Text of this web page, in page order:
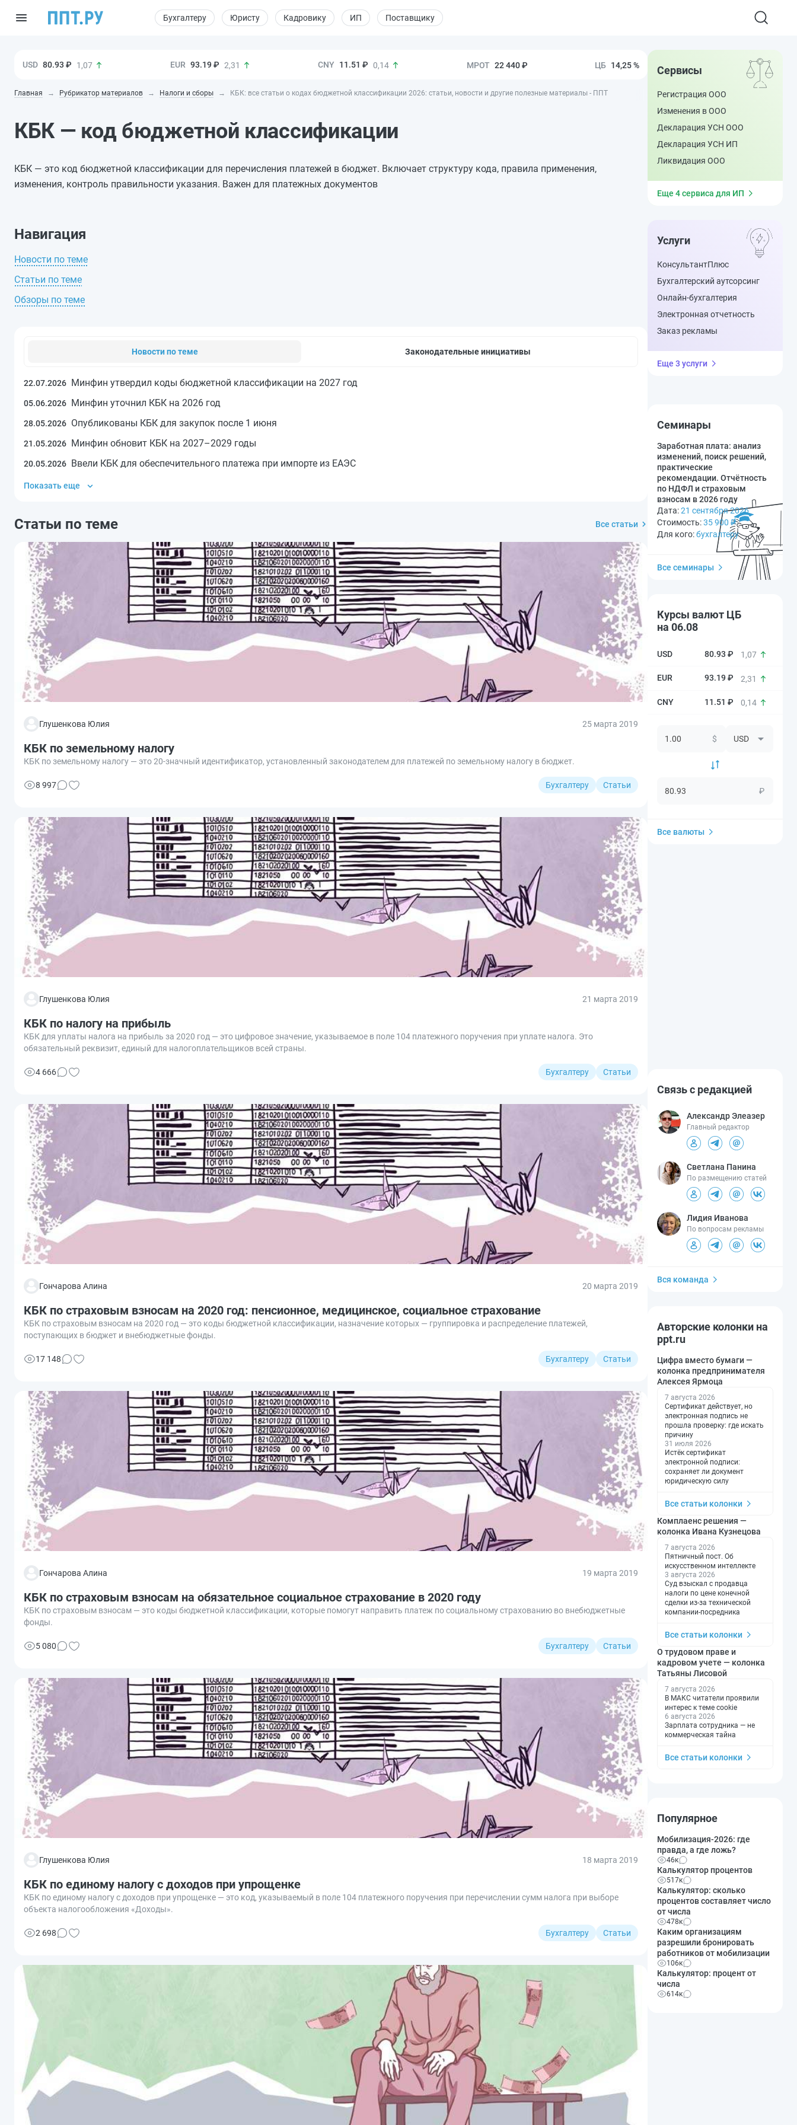
Бухгалтеру Юристу Кадровику ИП Поставщику
80.93 ₽ 1,07 93.19 ₽ 2,31 11.51 ₽ 0,14 22 440 ₽ 14,25 %
Главная Рубрикатор материалов Налоги и сборы КБК: все статьи о кодах бюджетной классификации 2026: статьи, новости и другие полезные материалы - ППТ
КБК — код бюджетной классификации
КБК — это код бюджетной классификации для перечисления платежей в бюджет. Включает структуру кода, правила применения,
изменения, контроль правильности указания. Важен для платежных документов
Новости по теме Законодательные инициативы
22.07.2026 Минфин утвердил коды бюджетной классификации на 2027 год
05.06.2026 Минфин уточнил КБК на 2026 год
28.05.2026 Опубликованы КБК для закупок после 1 июня
21.05.2026 Минфин обновит КБК на 2027–2029 годы
20.05.2026 Ввели КБК для обеспечительного платежа при импорте из ЕАЭС
Показать еще
Статьи по теме Все статьи
Глушенкова Юлия 25 марта 2019
КБК по земельному налогу
КБК по земельному налогу — это 20-значный идентификатор, установленный законодателем для платежей по земельному налогу в бюджет.
Бухгалтеру Статьи
8 997
Глушенкова Юлия 21 марта 2019
КБК по налогу на прибыль
КБК для уплаты налога на прибыль за 2020 год — это цифровое значение, указываемое в поле 104 платежного поручения при уплате налога. Это
обязательный реквизит, единый для налогоплательщиков всей страны.
Бухгалтеру Статьи
4 666
Гончарова Алина 20 марта 2019
КБК по страховым взносам на 2020 год: пенсионное, медицинское, социальное страхование
КБК по страховым взносам на 2020 год — это коды бюджетной классификации, назначение которых — группировка и распределение платежей,
поступающих в бюджет и внебюджетные фонды.
Бухгалтеру Статьи
17 148
Гончарова Алина 19 марта 2019
КБК по страховым взносам на обязательное социальное страхование в 2020 году
КБК по страховым взносам — это коды бюджетной классификации, которые помогут направить платеж по социальному страхованию во внебюджетные
фонды.
Бухгалтеру Статьи
5 080
Глушенкова Юлия 18 марта 2019
КБК по единому налогу с доходов при упрощенке
КБК по единому налогу с доходов при упрощенке — это код, указываемый в поле 104 платежного поручения при перечислении сумм налога при выборе
объекта налогообложения «Доходы».
Бухгалтеру Статьи
2 698
Навигация
Новости по теме
Статьи по теме
Обзоры по теме
Сервисы
Регистрация ООО
Изменения в ООО
Декларация УСН ООО
Декларация УСН ИП
Ликвидация ООО
Еще 4 сервиса для ИП
Услуги
КонсультантПлюс
Бухгалтерский аутсорсинг
Онлайн-бухгалтерия
Электронная отчетность
Заказ рекламы
Еще 3 услуги
Семинары
Заработная плата: анализ
изменений, поиск решений,
практические
рекомендации. Отчётность
по НДФЛ и страховым
взносам в 2026 году
Дата:21 сентября 2026
Стоимость:35 900 ₽
Для кого:бухгалтеру
Все семинары
Курсы валют ЦБ
на 06.08
80.93 ₽ 1,07
93.19 ₽ 2,31
11.51 ₽ 0,14
$
₽
Все валюты
Связь с редакцией
Александр Элеазер
Главный редактор
Светлана Панина
По размещению статей
Лидия Иванова
По вопросам рекламы
Вся команда
Авторские колонки на
ppt.ru
Цифра вместо бумаги —
колонка предпринимателя
Алексея Ярмоца
7 августа 2026
Сертификат действует, но
электронная подпись не
прошла проверку: где искать
причину
31 июля 2026
Истёк сертификат
электронной подписи:
сохраняет ли документ
юридическую силу
Все статьи колонки
Комплаенс решения —
колонка Ивана Кузнецова
7 августа 2026
Пятничный пост. Об
искусственном интеллекте
3 августа 2026
Суд взыскал с продавца
налоги по цене конечной
сделки из-за технической
компании-посредника
Все статьи колонки
О трудовом праве и
кадровом учете — колонка
Татьяны Лисовой
7 августа 2026
В МАКС читатели проявили
интерес к теме cookie
6 августа 2026
Зарплата сотрудника — не
коммерческая тайна
Все статьи колонки
Популярное
Мобилизация-2026: где
правда, а где ложь?
46к
Калькулятор процентов
517к
Калькулятор: сколько
процентов составляет число
от числа
478к
Каким организациям
разрешили бронировать
работников от мобилизации
106к
Калькулятор: процент от
числа
614к